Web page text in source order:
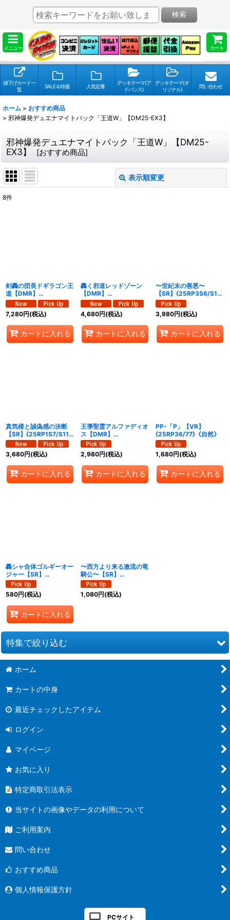
メニュー カート
検索
値下げカード一
覧
SALE＆特価 人気定番
デッキテーマ(ア
ドバンス)
デッキテーマ(オ
リジナル)
問い合わせ
ホーム > おすすめ商品
> 邪神爆発デュエナマイトパック「王道W」【DM25-EX3】
邪神爆発デュエナマイトパック「王道W」【DM25-
EX3】
[おすすめ商品]
表示順変更
8件
剣轟の団長ドギラゴン王
道【DMR】
{25RP4DM1/DM1}
《多》
7,280円(税込)
カートに入れる
轟く邪道レッドゾーン
【DMR】
{25RP3DM1/DM1}
《火》
4,680円(税込)
カートに入れる
〜世紀末の善悪〜
【SR】{25RP3S6/S11}
《多》
3,980円(税込)
カートに入れる
真気楼と誠偽感の決断
【SR】{25RP1S7/S11}
《多》
3,680円(税込)
カートに入れる
王導聖霊アルファディオ
ス【DMR】
{25RP2DM1/DM1}
《多》
2,980円(税込)
カートに入れる
PP-「P」【VR】
{25RP36/77}《自然》
1,680円(税込)
カートに入れる
轟シャ合体ゴルギーオー
ジャー【SR】
{25RP2S7/S11}《多》
580円(税込)
カートに入れる
〜西方より来る激流の竜
騎公〜【SR】
{25RP1S2/S11}《水》
1,080円(税込)
特集で絞り込む
ドラゴン娘になりたくないっ！ 文化祭だョ！全員集合!!ドラ娘
100％パック【DM26-EX3】
悪感謝祭カリスマBEST【DM26-EX2】
ますますつよいパック25の援軍【DM26-EX1】
逆札篇第1弾逆転神VS切札竜【DM26-RP1】
ドキドキつよいデッキ25の王道【DM26-SD1】
エピソード4パンドラ・ウォーズ【DM25-EX4】
邪神爆発デュエナマイトパック「王道W」【DM25-EX3】
ドリーム英雄譚デッキ グレンモルトの書【DM25-BD3】
王道vs邪道 デュエキングWDreaM 2025【DM25-EX2】
ホーム
カートの中身
最近チェックしたアイテム
ログイン
マイページ
お気に入り
特定商取引法表示
当サイトの画像やデータの利用について
ご利用案内
問い合わせ
おすすめ商品
個人情報保護方針
PCサイト